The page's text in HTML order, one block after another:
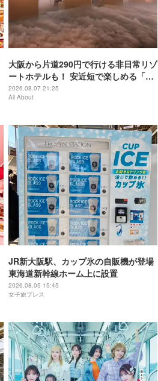
大阪から片道290円で行ける非日常リゾ
ートホテルも！ 安近短で楽しめる「関
西穴場」のおすすめホテル3選
2026.08.07 21:25
All About
JR新大阪駅、カップ氷の自販機が登場
東海道新幹線ホーム上に設置
2026.08.05 15:45
女子旅プレス